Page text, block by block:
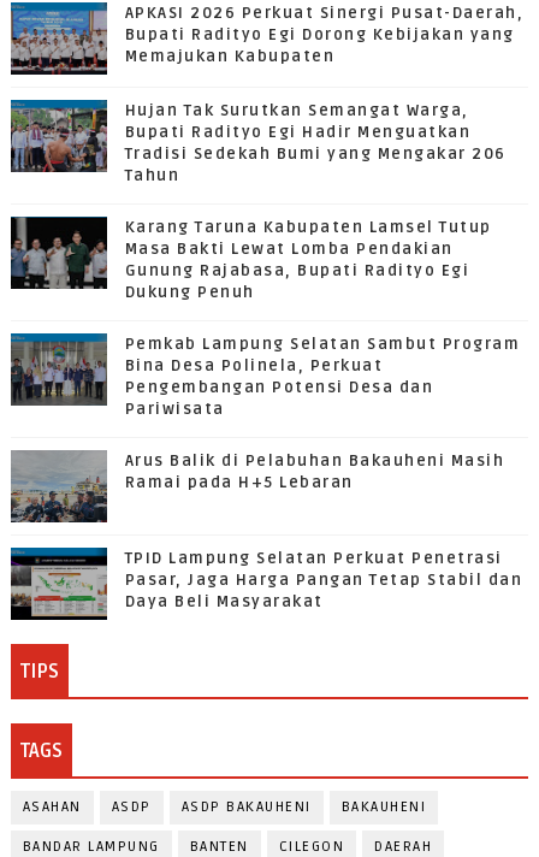
APKASI 2026 Perkuat Sinergi Pusat-Daerah,
Bupati Radityo Egi Dorong Kebijakan yang
Memajukan Kabupaten
Hujan Tak Surutkan Semangat Warga,
Bupati Radityo Egi Hadir Menguatkan
Tradisi Sedekah Bumi yang Mengakar 206
Tahun
Karang Taruna Kabupaten Lamsel Tutup
Masa Bakti Lewat Lomba Pendakian
Gunung Rajabasa, Bupati Radityo Egi
Dukung Penuh
Pemkab Lampung Selatan Sambut Program
Bina Desa Polinela, Perkuat
Pengembangan Potensi Desa dan
Pariwisata
Arus Balik di Pelabuhan Bakauheni Masih
Ramai pada H+5 Lebaran
TPID Lampung Selatan Perkuat Penetrasi
Pasar, Jaga Harga Pangan Tetap Stabil dan
Daya Beli Masyarakat
TIPS
TAGS
ASAHAN ASDP ASDP BAKAUHENI BAKAUHENI
BANDAR LAMPUNG BANTEN CILEGON DAERAH